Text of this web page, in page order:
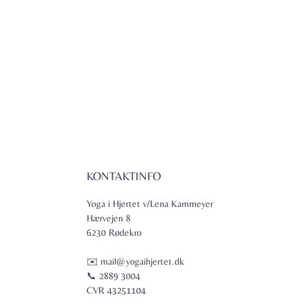
KONTAKTINFO
Yoga i Hjertet v/Lena Kammeyer
Hærvejen 8
6230 Rødekro
✉️ mail@yogaihjertet.dk
📞 2889 3004
CVR 43251104